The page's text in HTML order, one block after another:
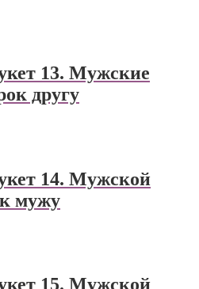
13. Мужские
другу
14. Мужской
мужу
15. Мужской